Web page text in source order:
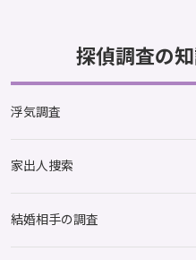
探偵調査の
浮気調査
家出人捜索
結婚相手の調査